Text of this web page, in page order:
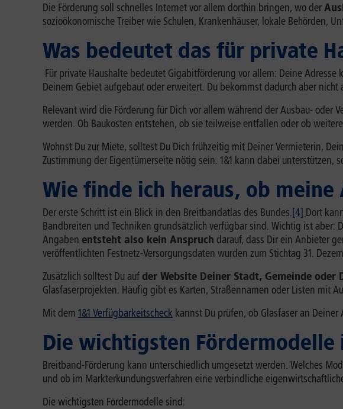
Die Förderung soll schnelles Internet vor allem dorthin bringen, wo der
sozioökonomische Treiber wie Schulen, Krankenhäuser, lokale Behörden,
Was bedeutet das für private
Für private Haushalte bedeutet Gigabitförderung vor allem: Deine
Deinem Gebiet aufgebaut oder erweitert. Du bekommst dadurch aber nicht
Relevant wird die Förderung für Dich vor allem während der Ausbau- oder
werden. Ob Baukosten entstehen, ob sie teilweise entfallen oder ob
Wohnst Du zur Miete, solltest Du Dich frühzeitig mit Deiner Vermieterin,
Zustimmung der Eigentümerseite nötig sein. 1&1 kann dabei
Wie finde ich heraus, ob
Der erste Schritt ist ein Blick in den Breitbandatlas des Bundes.[4] Dort
Bandbreiten und Techniken grundsätzlich verfügbar sind. Wichtig ist
Angaben entsteht also kein Anspruch darauf, dass Dir ein Anbieter
veröffentlichten Festnetz-Versorgungsdaten wurden zum Stichtag 31.
Zusätzlich solltest Du aufder Website Deiner Stadt, Gemeinde oder
Glasfaserprojekten. Häufig gibt es Karten, Straßennamen oder Listen mit
Mit dem 1&1 Verfügbarkeitscheck kannst Du prüfen, ob Glasfaser an
Die wichtigsten Fördermodelle
Breitband-Förderung kann unterschiedlich umgesetzt werden. Welches
und ob im Markterkundungsverfahren eine verbindliche
Die wichtigsten Fördermodelle sind: